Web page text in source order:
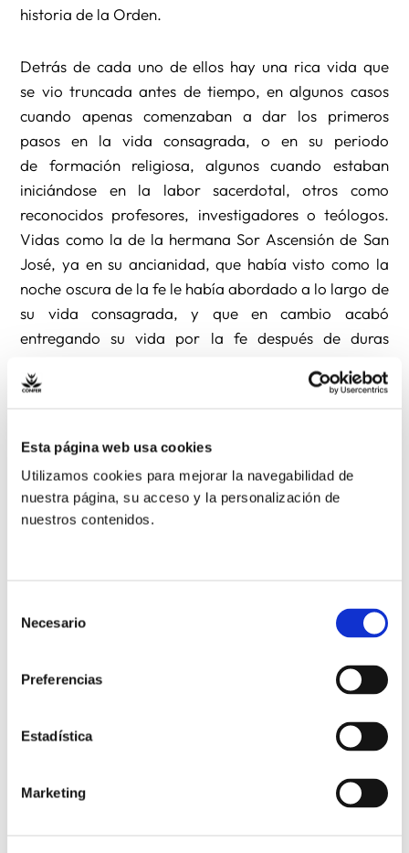
Esta página web usa cookies
Utilizamos cookies para mejorar la navegabilidad de
nuestra página, su acceso y la personalización de
nuestros contenidos.
Necesario
Preferencias
Estadística
Marketing
historia de la Orden.
Detrás de cada uno de ellos hay una rica vida que
se vio truncada antes de tiempo, en algunos casos
cuando apenas comenzaban a dar los primeros
pasos en la vida consagrada, o en su periodo
de formación religiosa, algunos cuando estaban
iniciándose en la labor sacerdotal, otros como
reconocidos profesores, investigadores o teólogos.
Vidas como la de la hermana Sor Ascensión de San
José, ya en su ancianidad, que había visto como la
noche oscura de la fe le había abordado a lo largo de
su vida consagrada, y que en cambio acabó
entregando su vida por la fe después de duras
parte del elenco de los beatos, y es una buena
Ese día la eucaristía será presidida por S. Em.
Predicadores presidirá una Eucaristía de acción
de gracias por la beatificación
en la iglesia de San Jacinto a las 12 de la mañana.